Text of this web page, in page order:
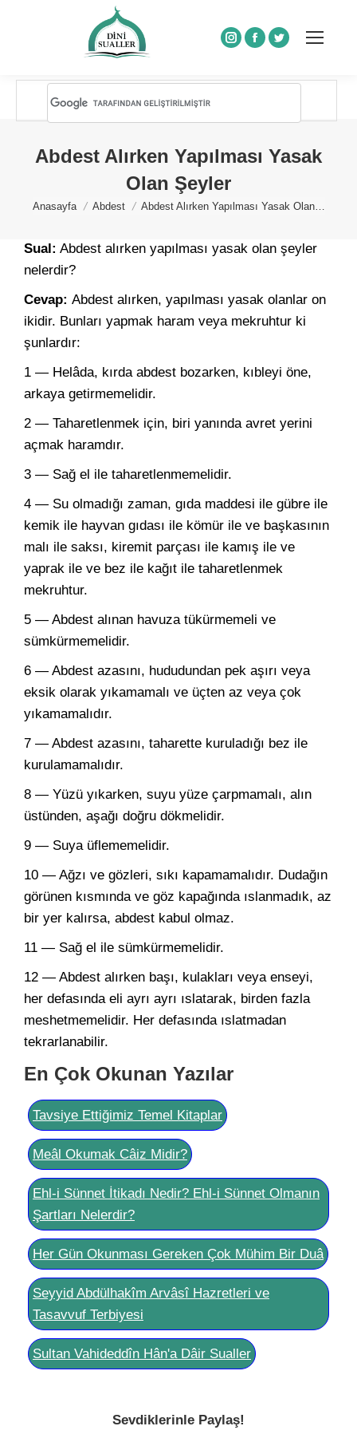
Instagram
Facebook
Twitter
Abdest Alırken Yapılması Yasak
Olan Şeyler
You are here:
Anasayfa Abdest Abdest Alırken Yapılması Yasak Olan…
Sual: Abdest alırken yapılması yasak olan şeyler
nelerdir?
Cevap: Abdest alırken, yapılması yasak olanlar on
ikidir. Bunları yapmak haram veya mekruhtur ki
şunlardır:
1 — Helâda, kırda abdest bozarken, kıbleyi öne,
arkaya getirmemelidir.
2 — Taharetlenmek için, biri yanında avret yerini
açmak haramdır.
3 — Sağ el ile taharetlenmemelidir.
4 — Su olmadığı zaman, gıda maddesi ile gübre ile
kemik ile hayvan gıdası ile kömür ile ve başkasının
malı ile saksı, kiremit parçası ile kamış ile ve
yaprak ile ve bez ile kağıt ile taharetlenmek
mekruhtur.
5 — Abdest alınan havuza tükürmemeli ve
sümkürmemelidir.
6 — Abdest azasını, hududundan pek aşırı veya
eksik olarak yıkamamalı ve üçten az veya çok
yıkamamalıdır.
7 — Abdest azasını, taharette kuruladığı bez ile
kurulamamalıdır.
8 — Yüzü yıkarken, suyu yüze çarpmamalı, alın
üstünden, aşağı doğru dökmelidir.
9 — Suya üflememelidir.
10 — Ağzı ve gözleri, sıkı kapamamalıdır. Dudağın
görünen kısmında ve göz kapağında ıslanmadık, az
bir yer kalırsa, abdest kabul olmaz.
11 — Sağ el ile sümkürmemelidir.
12 — Abdest alırken başı, kulakları veya enseyi,
her defasında eli ayrı ayrı ıslatarak, birden fazla
meshetmemelidir. Her defasında ıslatmadan
tekrarlanabilir.
En Çok Okunan Yazılar
Tavsiye Ettiğimiz Temel Kitaplar
Meâl Okumak Câiz Midir?
Ehl-i Sünnet İtikadı Nedir? Ehl-i Sünnet Olmanın
Şartları Nelerdir?
Her Gün Okunması Gereken Çok Mühim Bir Duâ
Seyyid Abdülhakîm Arvâsî Hazretleri ve
Tasavvuf Terbiyesi
Sultan Vahideddîn Hân'a Dâir Sualler
Sevdiklerinle Paylaş!